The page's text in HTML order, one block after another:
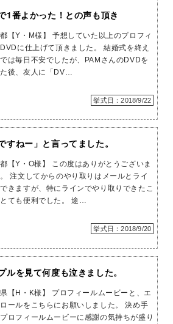
1番よかった！との声も頂き
【Y・M様】 予想していた以上のプロフィ
に仕上げて頂きました。 結婚式を終え
は毎日不安でしたが、PAMさんのDVDを
後、友人に「DV…
挙式日：2018/9/22
すねー」と言ってました。
【Y・O様】 この度はありがとうございま
注文してからのやり取りはメールとライ
きますが、特にラインでやり取りできたこ
とても便利でした。 途…
挙式日：2018/9/20
ルを見て何度も泣きました。
【H・K様】 プロフィールムービーと、エ
ールをこちらにお願いしました。 決め手
ロフィールムービーに感謝の気持ちが盛り